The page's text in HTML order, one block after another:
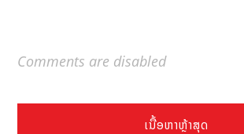
Comments are disabled
ເນື້ອຫາຫຼ້າສຸດ